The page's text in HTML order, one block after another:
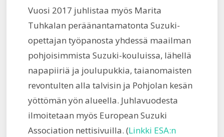
Vuosi 2017 juhlistaa myös Marita
Tuhkalan peräänantamatonta Suzuki-
opettajan työpanosta yhdessä maailman
pohjoisimmista Suzuki-kouluissa, lähellä
napapiiriä ja joulupukkia, taianomaisten
revontulten alla talvisin ja Pohjolan kesän
yöttömän yön alueella. Juhlavuodesta
ilmoitetaan myös European Suzuki
Association nettisivuilla. (Linkki ESA:n